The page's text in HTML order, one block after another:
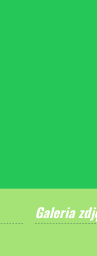
Galeria